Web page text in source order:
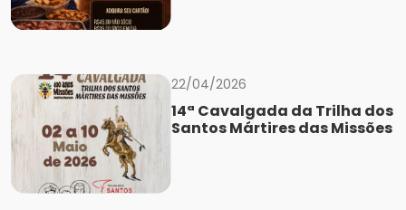
22/04/2026
14ª Cavalgada da Trilha dos
Santos Mártires das Missões